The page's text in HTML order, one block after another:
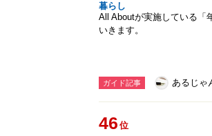
暮らし
All Aboutが実施している「
いきます。
ガイド記事 あるじゃ
46 位